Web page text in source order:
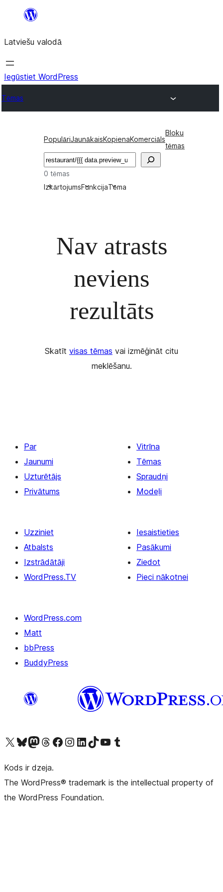
Pāriet
saturu
Latviešu valodā
Iegūstiet WordPress
Tēmas
PopulāriJaunākaisKopienaKomerciāls
Bloku
tēmas
Meklēt
0 tēmas
IzkārtojumsFunkcijaTēma
Nav atrasts
neviens
rezultāts
Skatīt visas tēmas vai izmēģināt citu
meklēšanu.
Par
Jaunumi
Uzturētājs
Privātums
Vitrīna
Tēmas
Spraudņi
Modeļi
Uzziniet
Atbalsts
Izstrādātāji
WordPress.TV
Iesaistieties
Pasākumi
Ziedot
Pieci nākotnei
WordPress.com
Matt
bbPress
BuddyPress
Apmeklējiet mūsu X (agrāk Twitter) kontu
Apmeklējiet mūsu Bluesky kontu
Apmeklējiet mūsu Mastodon kontu
Apmeklējiet mūsu Threads kontu
Apmeklējiet mūsu Facebook lapuApmeklējiet mūsu Instagram kontu
Apmeklējiet mūsu LinkedIn kontu
Apmeklējiet mūsu TikTok kontu
Apmeklējiet mūsu YouTube kanālu
Apmeklējiet mūsu Tumblr kontu
Kods ir dzeja.
The WordPress® trademark is the intellectual property of
the WordPress Foundation.